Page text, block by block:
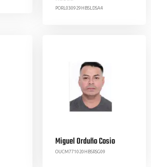
PORL030929HBSLDSA4
Miguel Orduño Cosio
OUCM771020HBSRSG09